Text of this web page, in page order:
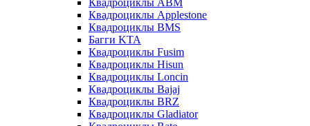
Квадроциклы ABM
Квадроциклы Applestone
Квадроциклы BMS
Багги KTA
Квадроциклы Fusim
Квадроциклы Hisun
Квадроциклы Loncin
Квадроциклы Bajaj
Квадроциклы BRZ
Квадроциклы Gladiator